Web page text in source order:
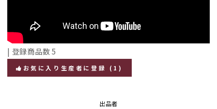
| 登録商品数 5
お気に入り生産者に登録 (1)
出品者